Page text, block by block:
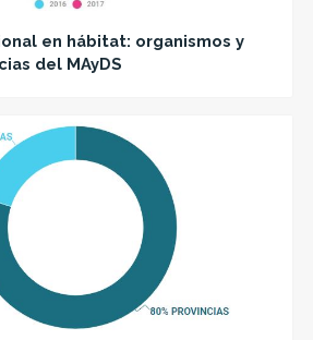
en hábitat: organismos y
del MAyDS